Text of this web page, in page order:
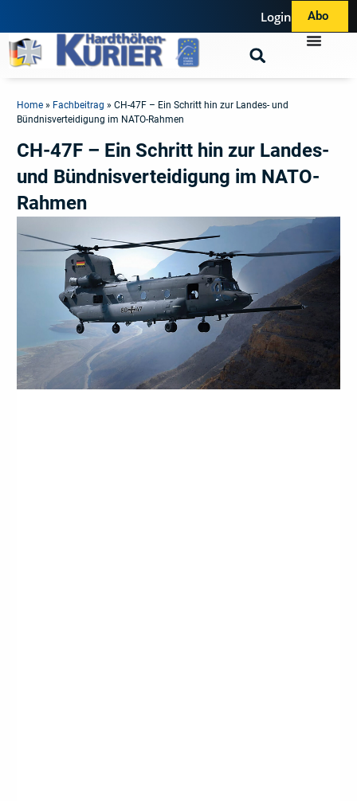
Login Abo
Home » Fachbeitrag »CH-47F – Ein Schritt hin zur Landes- und
Bündnisverteidigung im NATO-Rahmen
CH-47F – Ein Schritt hin zur Landes-
und Bündnisverteidigung im NATO-
Rahmen